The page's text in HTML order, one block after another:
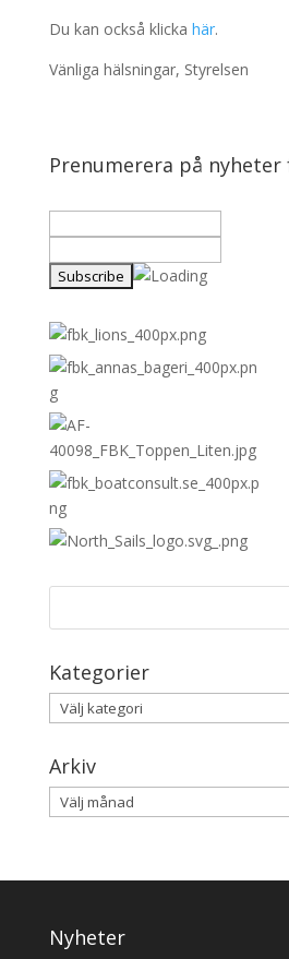
Du kan också klicka här.
Vänliga hälsningar, Styrelsen
Prenumerera på nyheter
Kategorier
Kategorier
Arkiv
Arkiv
Nyheter